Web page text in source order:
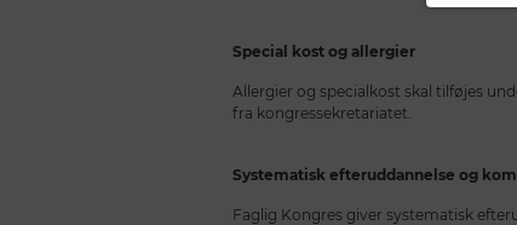
Special kost og allergier
Allergier og specialkost skal tilføjes
fra kongressekretariatet.
Systematisk efteruddannelse og
Faglig Kongres giver systematisk